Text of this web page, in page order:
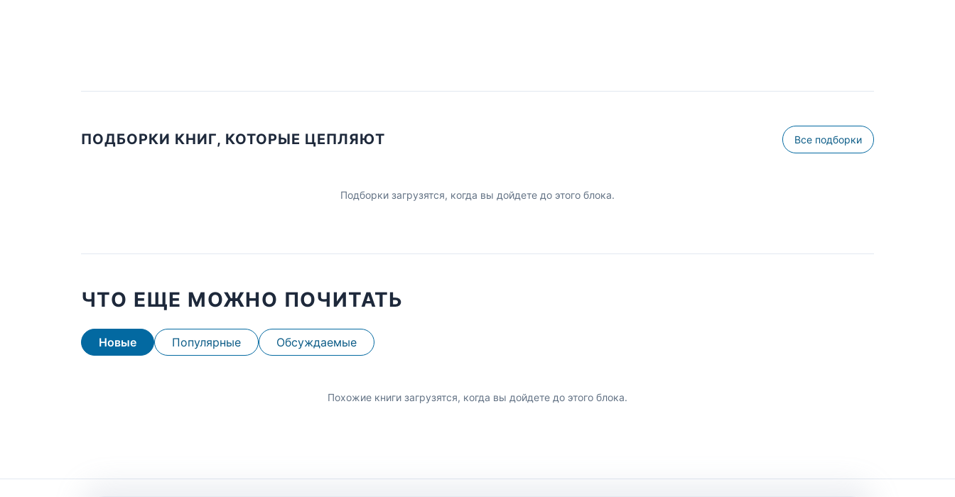
ПОДБОРКИ КНИГ, КОТОРЫЕ ЦЕПЛЯЮТ Все подборки
Подборки загрузятся, когда вы дойдете до этого блока.
ЧТО ЕЩЕ МОЖНО ПОЧИТАТЬ
Новые Популярные Обсуждаемые
Похожие книги загрузятся, когда вы дойдете до этого блока.